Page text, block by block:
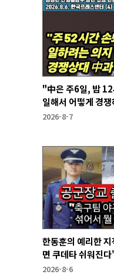
"中은 주6일, 밤
일해서 어떻게 경
2026-8-7
한동훈의 예리한
면 쿠데타 쉬워진
2026-8-6